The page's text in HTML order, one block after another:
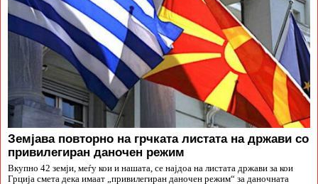
Земјава повторно на грчката листата на држави со
привилегиран даночен режим
Вкупно 42 земји, меѓу кои и нашата, се најдоа на листата држави за кои
Грција смета дека имаат „привилегиран даночен режим“ за даночната